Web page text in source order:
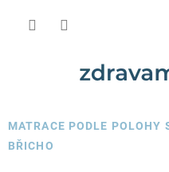
Matrace podle
MATRACE PODLE POLOHY
BŘICHO